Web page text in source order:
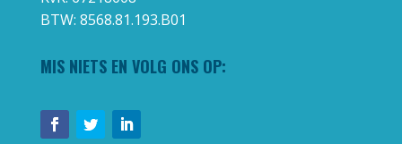
BTW: 8568.81.193.B01
MIS NIETS EN VOLG ONS OP: